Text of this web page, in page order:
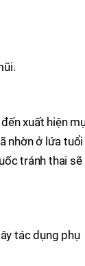
xuất hiện
nhờn ở lứa tuổi
tránh thai sẽ
tác dụng phụ